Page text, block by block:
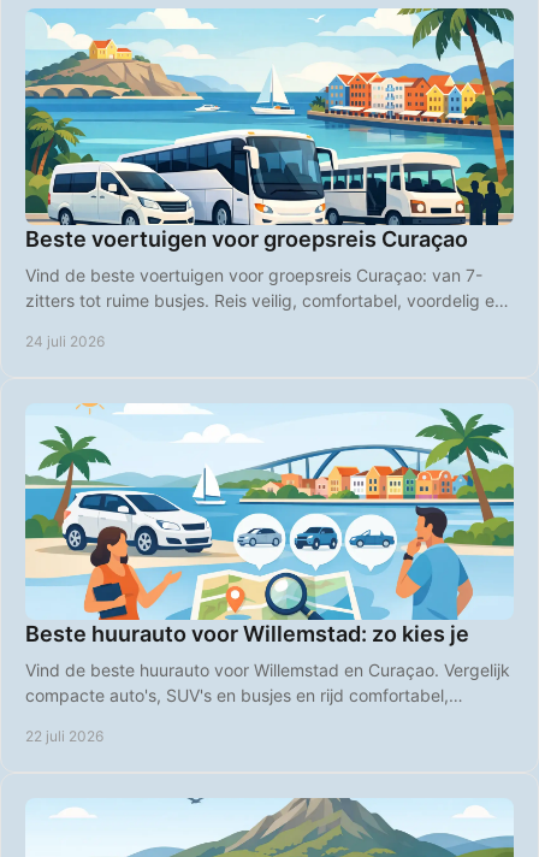
Beste voertuigen voor groepsreis Curaçao
Vind de beste voertuigen voor groepsreis Curaçao: van 7-
zitters tot ruime busjes. Reis veilig, comfortabel, voordelig en
24 juli 2026
Beste huurauto voor Willemstad: zo kies je
Vind de beste huurauto voor Willemstad en Curaçao. Vergelijk
compacte auto's, SUV's en busjes en rijd comfortabel,
22 juli 2026